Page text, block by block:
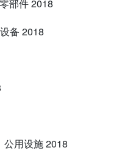
部件 2018
备 2018
用设施 2018